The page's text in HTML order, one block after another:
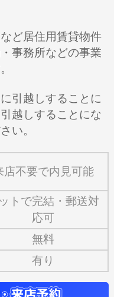
ど居住用賃貸物件
事務所などの事業
引越しすることに
越しすることにな
い。
店不要で内見可能
トで完結・郵送対
応可
無料
有り